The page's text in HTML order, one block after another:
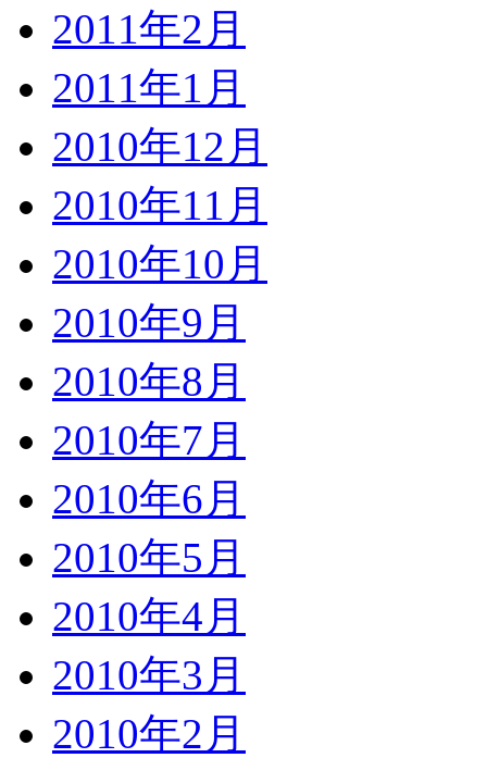
2011年2月
2011年1月
2010年12月
2010年11月
2010年10月
2010年9月
2010年8月
2010年7月
2010年6月
2010年5月
2010年4月
2010年3月
2010年2月